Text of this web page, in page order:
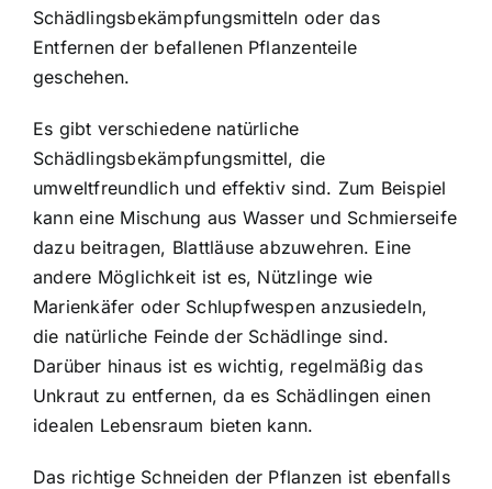
Schädlingsbekämpfungsmitteln oder das
Entfernen der befallenen Pflanzenteile
geschehen.
Es gibt verschiedene natürliche
Schädlingsbekämpfungsmittel, die
umweltfreundlich und effektiv sind. Zum Beispiel
kann eine Mischung aus Wasser und Schmierseife
dazu beitragen, Blattläuse abzuwehren. Eine
andere Möglichkeit ist es, Nützlinge wie
Marienkäfer oder Schlupfwespen anzusiedeln,
die natürliche Feinde der Schädlinge sind.
Darüber hinaus ist es wichtig, regelmäßig das
Unkraut zu entfernen, da es Schädlingen einen
idealen Lebensraum bieten kann.
Das richtige Schneiden der Pflanzen ist ebenfalls